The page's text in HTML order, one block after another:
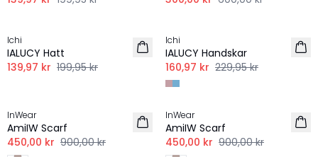
Ichi
IALUCY Hatt
139,97 kr 199,95 kr
Ichi
IALUCY Handskar
160,97 kr 229,95 kr
InWear
AmiIW Scarf
450,00 kr 900,00 kr
-50%
InWear
AmiIW Scarf
450,00 kr 900,00 kr